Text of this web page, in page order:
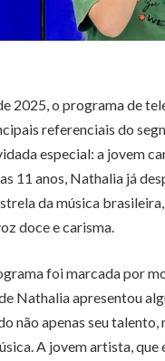
2025, o programa de
referenciais do
especial: a jovem
11 anos, Nathalia já
da música
doce e carisma.
foi marcada por
Nathalia apresentou
não apenas seu talento,
A jovem artista, que